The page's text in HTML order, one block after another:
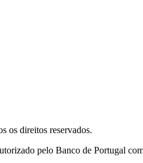
direitos reservados.
pelo Banco de Portugal